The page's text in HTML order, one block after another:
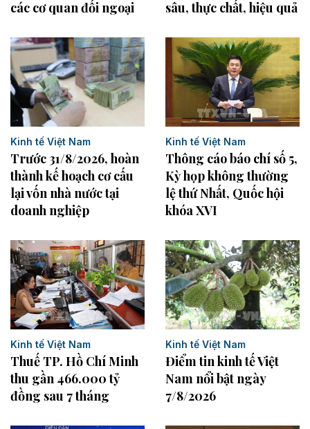
các cơ quan đối ngoại sâu, thực chất, hiệu quả
Kinh tế Việt Nam
Trước 31/8/2026, hoàn
thành kế hoạch cơ cấu
lại vốn nhà nước tại
doanh nghiệp
Kinh tế Việt Nam
Thông cáo báo chí số 5,
Kỳ họp không thường
lệ thứ Nhất, Quốc hội
khóa XVI
Kinh tế Việt Nam
Thuế TP. Hồ Chí Minh
thu gần 466.000 tỷ
đồng sau 7 tháng
Kinh tế Việt Nam
Điểm tin kinh tế Việt
Nam nổi bật ngày
7/8/2026